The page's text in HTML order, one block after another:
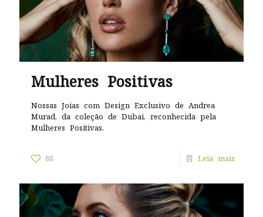
Mulheres Positivas
Nossas Joias com Design Exclusivo de Andrea
Murad, da coleção de Dubai, reconhecida pela
Mulheres Positivas.
88
Leia mais